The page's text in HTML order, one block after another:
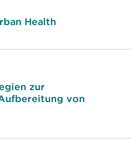
Health
zur
von